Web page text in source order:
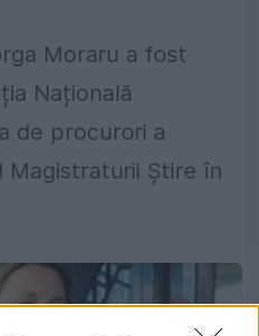
Moraru a fost
Națională
de procurori a
Magistraturii Știre în